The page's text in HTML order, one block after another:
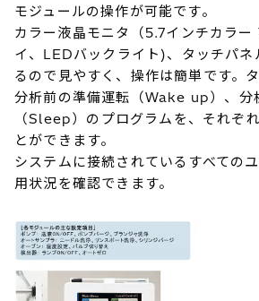
モジュールの操作が可能です。
カラー液晶モニタ（5.7インチカラー
イ、LEDバックライト)、タッチパネ
るので見やすく、操作は簡単です。
分析前の準備運転（Wake up）、分
（Sleep）のプログラムを、それぞ
とができます。
システムに接続されているすべての
用状況を確認できます。